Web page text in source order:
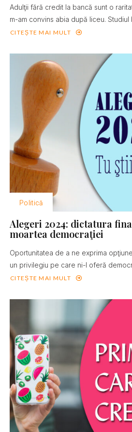
Adulţii fără credit la bancă sunt o
m-am convins abia după liceu. Studiul
CITEȘTE MAI MULT
Politică
Alegeri 2024: dictatura
moartea democraţiei
Oportunitatea de a ne exprima
un privilegiu pe care ni-l oferă
CITEȘTE MAI MULT